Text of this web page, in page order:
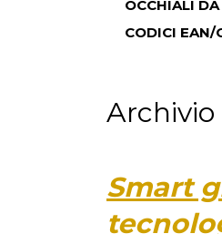
OCCHIALI
CODICI EAN/
Archivio
Smart